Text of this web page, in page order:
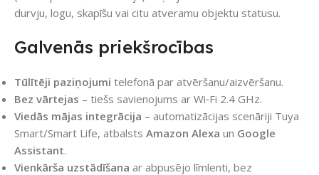
durvju, logu, skapīšu vai citu atveramu objektu statusu.
Galvenās priekšrocības
Tūlītēji paziņojumi telefonā par atvēršanu/aizvēršanu.
Bez vārtejas – tiešs savienojums ar Wi‑Fi 2.4 GHz.
Viedās mājas integrācija – automatizācijas scenāriji Tuya
Smart/Smart Life, atbalsts Amazon Alexa un Google
Assistant.
Vienkārša uzstādīšana ar abpusējo līmlenti, bez